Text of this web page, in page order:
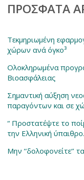
ΠΡΌΣΦΑΤΑ
Τεκμηριωμένη
χώρων ανά όγκο³
Ολοκληρωμένα
Βιοασφάλειας
Σημαντική αύξηση
παραγόντων και σε
“ Προστατέψτε το
την Ελληνική
Μην ‘‘δολοφονείτε‘’